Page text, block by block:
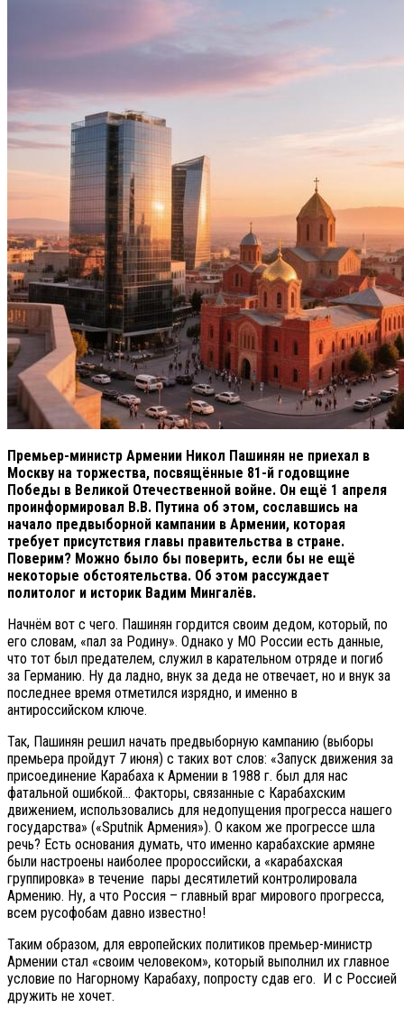
Премьер-министр Армении Никол Пашинян не приехал в
Москву на торжества, посвящённые 81-й годовщине
Победы в Великой Отечественной войне. Он ещё 1 апреля
проинформировал В.В. Путина об этом, сославшись на
начало предвыборной кампании в Армении, которая
требует присутствия главы правительства в стране.
Поверим? Можно было бы поверить, если бы не ещё
некоторые обстоятельства. Об этом рассуждает
политолог и историк Вадим Мингалёв.
Начнём вот с чего. Пашинян гордится своим дедом, который, по
его словам, «пал за Родину». Однако у МО России есть данные,
что тот был предателем, служил в карательном отряде и погиб
за Германию. Ну да ладно, внук за деда не отвечает, но и внук за
последнее время отметился изрядно, и именно в
антироссийском ключе.
Так, Пашинян решил начать предвыборную кампанию (выборы
премьера пройдут 7 июня) с таких вот слов: «Запуск движения за
присоединение Карабаха к Армении в 1988 г. был для нас
фатальной ошибкой… Факторы, связанные с Карабахским
движением, использовались для недопущения прогресса нашего
государства» («Sputnik Армения»). О каком же прогрессе шла
речь? Есть основания думать, что именно карабахские армяне
были настроены наиболее пророссийски, а «карабахская
группировка» в течение пары десятилетий контролировала
Армению. Ну, а что Россия – главный враг мирового прогресса,
всем русофобам давно известно!
Таким образом, для европейских политиков премьер-министр
Армении стал «своим человеком», который выполнил их главное
условие по Нагорному Карабаху, попросту сдав его. И с Россией
дружить не хочет.